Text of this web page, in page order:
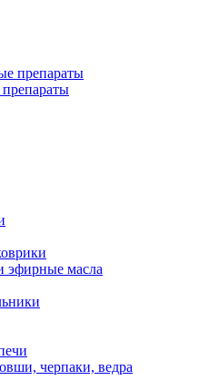
эфирные масла
черпаки, ведра